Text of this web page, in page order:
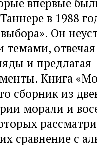
в 1988
Он
отвечая
и предлагая
Книга
сборник из
морали и
сравнение с